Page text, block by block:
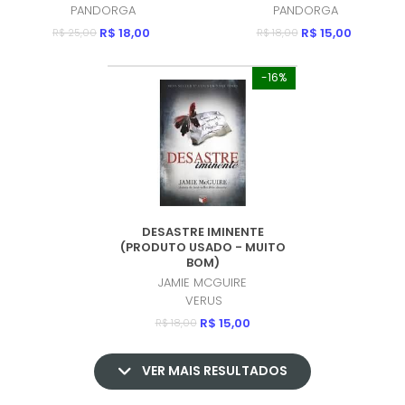
PANDORGA
R$ 25,00 R$ 18,00
PANDORGA
R$ 18,00 R$ 15,00
-16%
DESASTRE IMINENTE
(PRODUTO USADO - MUITO
BOM)
JAMIE MCGUIRE
VERUS
R$ 18,00 R$ 15,00
VER MAIS RESULTADOS